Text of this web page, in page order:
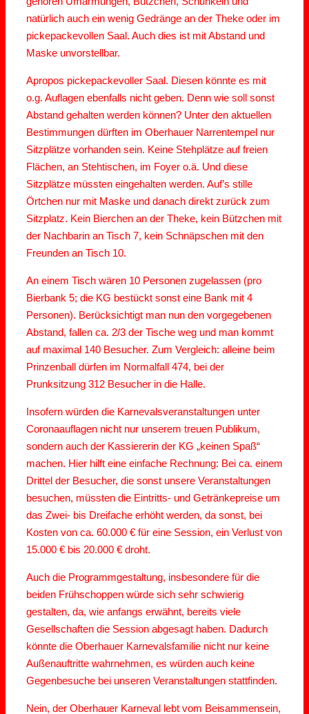
natürlich auch ein wenig Gedränge an der Theke oder im
pickepackevollen Saal. Auch dies ist mit Abstand und
Maske unvorstellbar.
Apropos pickepackevoller Saal. Diesen könnte es mit
o.g. Auflagen ebenfalls nicht geben. Denn wie soll sonst
Abstand gehalten werden können? Unter den aktuellen
Bestimmungen dürften im Oberhauer Narrentempel nur
Sitzplätze vorhanden sein. Keine Stehplätze auf freien
Flächen, an Stehtischen, im Foyer o.ä. Und diese
Sitzplätze müssten eingehalten werden. Auf’s stille
Örtchen nur mit Maske und danach direkt zurück zum
Sitzplatz. Kein Bierchen an der Theke, kein Bützchen mit
der Nachbarin an Tisch 7, kein Schnäpschen mit den
Freunden an Tisch 10.
An einem Tisch wären 10 Personen zugelassen (pro
Bierbank 5; die KG bestückt sonst eine Bank mit 4
Personen). Berücksichtigt man nun den vorgegebenen
Abstand, fallen ca. 2/3 der Tische weg und man kommt
auf maximal 140 Besucher. Zum Vergleich: alleine beim
Prinzenball dürfen im Normalfall 474, bei der
Prunksitzung 312 Besucher in die Halle.
Insofern würden die Karnevalsveranstaltungen unter
Coronaauflagen nicht nur unserem treuen Publikum,
sondern auch der Kassiererin der KG „keinen Spaß“
machen. Hier hilft eine einfache Rechnung: Bei ca. einem
Drittel der Besucher, die sonst unsere Veranstaltungen
besuchen, müssten die Eintritts- und Getränkepreise um
das Zwei- bis Dreifache erhöht werden, da sonst, bei
Kosten von ca. 60.000 € für eine Session, ein Verlust von
15.000 € bis 20.000 € droht.
Auch die Programmgestaltung, insbesondere für die
beiden Frühschoppen würde sich sehr schwierig
gestalten, da, wie anfangs erwähnt, bereits viele
Gesellschaften die Session abgesagt haben. Dadurch
könnte die Oberhauer Karnevalsfamilie nicht nur keine
Außenauftritte wahrnehmen, es würden auch keine
Gegenbesuche bei unseren Veranstaltungen stattfinden.
Nein, der Oberhauer Karneval lebt vom Beisammensein,